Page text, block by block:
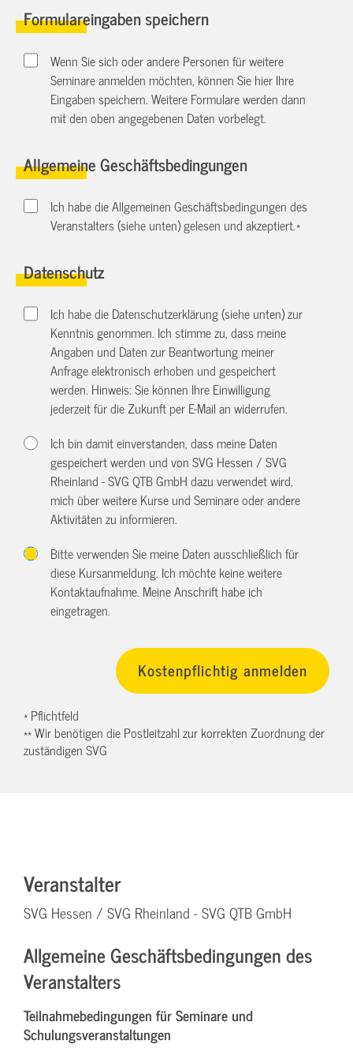
Formulareingaben speichern
Wenn Sie sich oder andere Personen für weitere
Seminare anmelden möchten, können Sie hier Ihre
Eingaben speichern. Weitere Formulare werden dann
mit den oben angegebenen Daten vorbelegt.
Allgemeine Geschäftsbedingungen
Ich habe die Allgemeinen Geschäftsbedingungen des
Veranstalters (siehe unten) gelesen und akzeptiert.*
Datenschutz
Ich habe die Datenschutzerklärung (siehe unten) zur
Kenntnis genommen. Ich stimme zu, dass meine
Angaben und Daten zur Beantwortung meiner
Anfrage elektronisch erhoben und gespeichert
werden. Hinweis: Sie können Ihre Einwilligung
jederzeit für die Zukunft per E-Mail anwiderrufen.
Ich bin damit einverstanden, dass meine Daten
gespeichert werden und von SVG Hessen / SVG
Rheinland - SVG QTB GmbH dazu verwendet wird,
mich über weitere Kurse und Seminare oder andere
Aktivitäten zu informieren.
Bitte verwenden Sie meine Daten ausschließlich für
diese Kursanmeldung. Ich möchte keine weitere
Kontaktaufnahme. Meine Anschrift habe ich
eingetragen.
* Pflichtfeld
** Wir benötigen die Postleitzahl zur korrekten Zuordnung der
zuständigen SVG
Veranstalter
SVG Hessen / SVG Rheinland - SVG QTB GmbH
Allgemeine Geschäftsbedingungen des
Veranstalters
Teilnahmebedingungen für Seminare und
Schulungsveranstaltungen